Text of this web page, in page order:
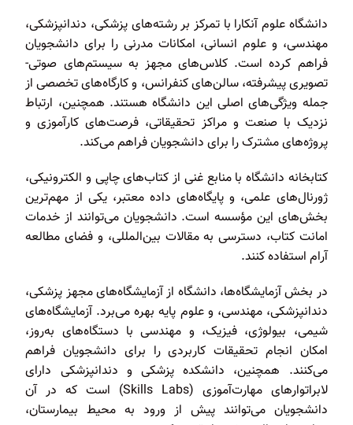
دانشگاه علوم آنکارا با تمرکز بر رشته‌های پزشکی، دندانپزشکی،
مهندسی، و علوم انسانی، امکانات مدرنی را برای دانشجویان
فراهم کرده است. کلاس‌های مجهز به سیستم‌های صوتی-
تصویری پیشرفته، سالن‌های کنفرانس، و کارگاه‌های تخصصی از
جمله ویژگی‌های اصلی این دانشگاه هستند. همچنین، ارتباط
نزدیک با صنعت و مراکز تحقیقاتی، فرصت‌های کارآموزی و
پروژه‌های مشترک را برای دانشجویان فراهم می‌کند.
کتابخانه دانشگاه با منابع غنی از کتاب‌های چاپی و الکترونیکی،
ژورنال‌های علمی، و پایگاه‌های داده معتبر، یکی از مهم‌ترین
بخش‌های این مؤسسه است. دانشجویان می‌توانند از خدمات
امانت کتاب، دسترسی به مقالات بین‌المللی، و فضای مطالعه
آرام استفاده کنند.
در بخش آزمایشگاه‌ها، دانشگاه از آزمایشگاه‌های مجهز پزشکی،
دندانپزشکی، مهندسی، و علوم پایه بهره می‌برد. آزمایشگاه‌های
شیمی، بیولوژی، فیزیک، و مهندسی با دستگاه‌های به‌روز،
امکان انجام تحقیقات کاربردی را برای دانشجویان فراهم
می‌کنند. همچنین، دانشکده پزشکی و دندانپزشکی دارای
لابراتوارهای مهارت‌آموزی (Skills Labs) است که در آن
دانشجویان می‌توانند پیش از ورود به محیط بیمارستان،